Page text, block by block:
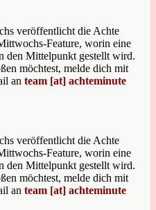
veröffentlicht die Achte
Feature, worin eine
den Mittelpunkt gestellt wird.
möchtest, melde dich mit
an team [at] achteminute
veröffentlicht die Achte
Feature, worin eine
den Mittelpunkt gestellt wird.
möchtest, melde dich mit
an team [at] achteminute